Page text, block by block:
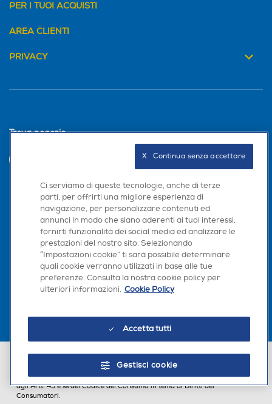
PER I TUOI ACQUISTI
AREA CLIENTI
PRIVACY
Trova negozio
INVIA
Seguici sui social
Scarica la nostra app
Euronics Italia SpA. Sede legale Via Montefeltro, 6/a 20156 Milano
Partita Iva, Codice Fiscale e iscrizione CCIAA Milano Monza Brianza Lodi
n. 13337170156. Codice intermediario SDI: HHBD9AK. Vendite soggette
agli Artt. 45 e ss del Codice del Consumo in tema di Diritti dei
Consumatori.
Ci serviamo di queste tecnologie, anche di terze
parti, per offrirti una migliore esperienza di
navigazione, per personalizzare contenuti ed
annunci in modo che siano aderenti ai tuoi interessi,
fornirti funzionalità dei social media ed analizzare le
prestazioni del nostro sito. Selezionando
“Impostazioni cookie” ti sarà possibile determinare
quali cookie verranno utilizzati in base alle tue
preferenze. Consulta la nostra cookie policy per
ulteriori informazioni. Cookie Policy
Accetta tutti
Gestisci cookie
X   Continua senza accettare